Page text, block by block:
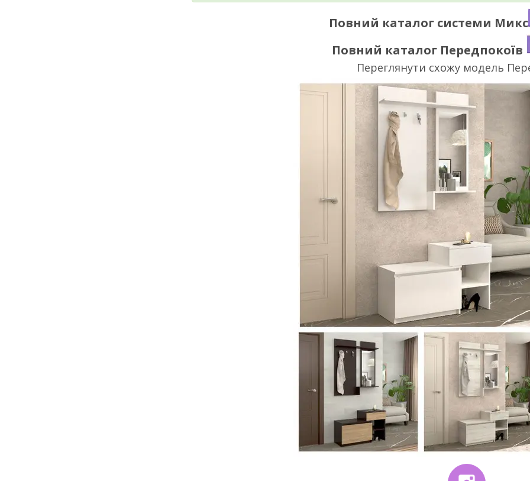
Повний каталог системи Микс
Повний каталог Передпокоїв
Переглянути схожу модель